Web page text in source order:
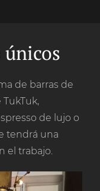
únicos
de barras de
de lujo o
tendrá una
el trabajo.